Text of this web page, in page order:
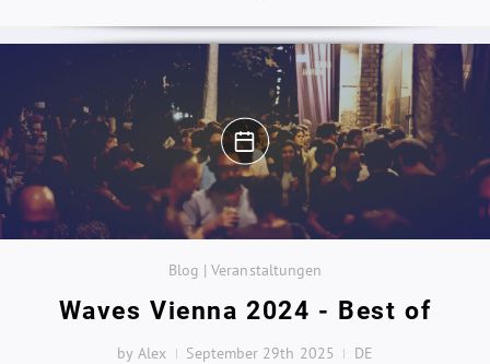
Blog | Veranstaltungen
Waves Vienna 2024 - Best of
by Alex September 29th 2025 DE